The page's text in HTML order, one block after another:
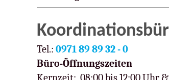
Tel.: 0971 89 89 32 - 0
Büro-Öffnungszeiten
Kernzeit: 08:00 bis 12:00 Uhr &